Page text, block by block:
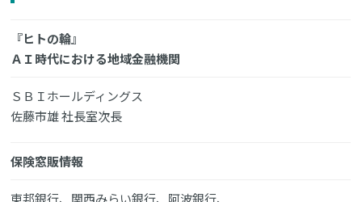
『ヒトの輪』
ＡＩ時代における地域金融機関
ＳＢＩホールディングス
佐藤市雄 社長室次長
保険窓販情報
東邦銀行、関西みらい銀行、阿波銀行、